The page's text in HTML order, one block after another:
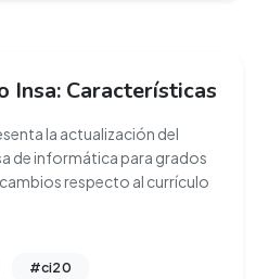
Insa: Características
la actualización del
de informática para grados
cambios respecto al currículo
#ci20